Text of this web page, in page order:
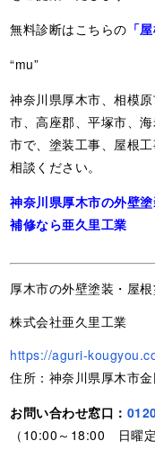
無料診断はこちらの 「
“mu”
神奈川県厚木市、相模
市、高座郡、平塚市、
市で、塗装工事、屋根
相談ください。
神奈川県厚木市の外壁
補修なら亜久里工業
厚木市の外壁塗装・屋
株式会社亜久里工業
https://aguri-
住所：神奈川県厚木市
お問い合わせ窓口：
（10:00～18:00 日曜定